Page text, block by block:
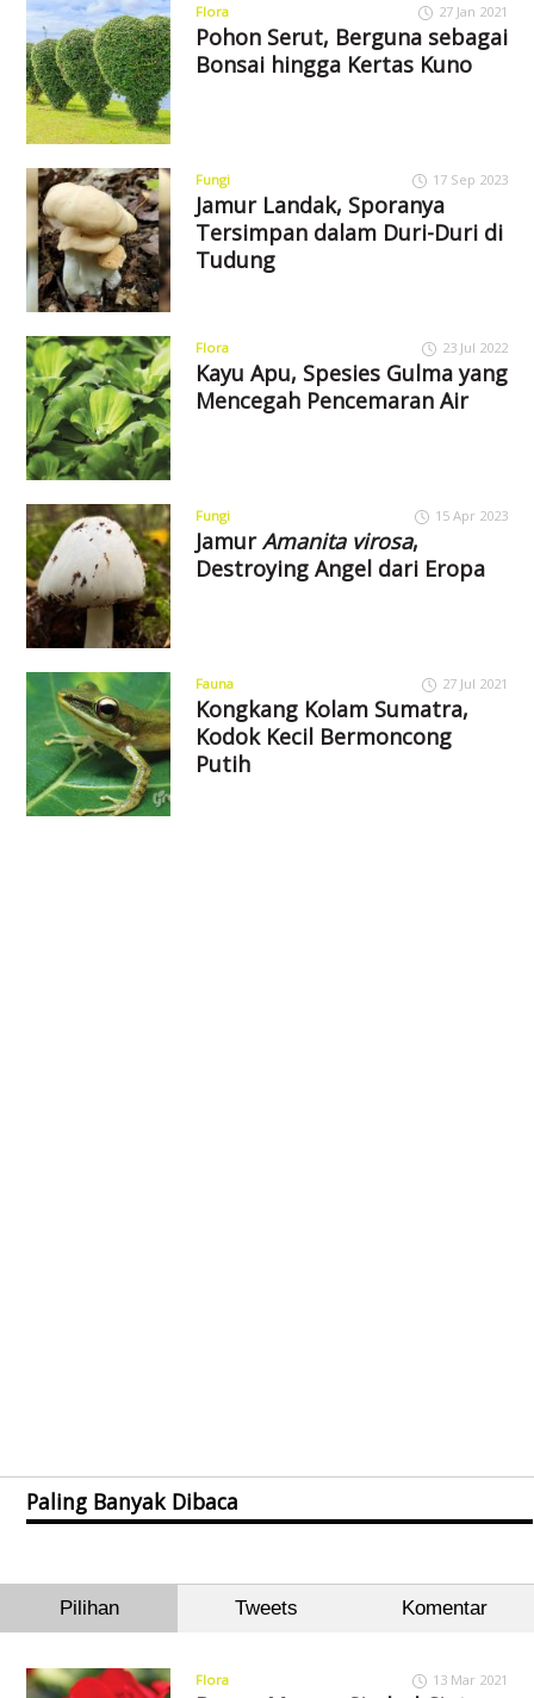
Flora 27 Jan 2021
Pohon Serut, Berguna sebagai
Bonsai hingga Kertas Kuno
Fungi 17 Sep 2023
Jamur Landak, Sporanya
Tersimpan dalam Duri-Duri di
Tudung
Flora 23 Jul 2022
Kayu Apu, Spesies Gulma yang
Mencegah Pencemaran Air
Fungi 15 Apr 2023
JamurAmanita virosa,
Destroying Angel dari Eropa
Fauna 27 Jul 2021
Kongkang Kolam Sumatra,
Kodok Kecil Bermoncong
Putih
Paling Banyak Dibaca
Pilihan Tweets Komentar
Flora 13 Mar 2021